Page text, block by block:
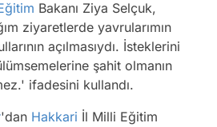
Bakanı Ziya Selçuk,
ziyaretlerde yavrularımın
açılmasıydı. İsteklerini
şahit olmanın
ifadesini kullandı.
'dan Hakkari İl Milli Eğitim